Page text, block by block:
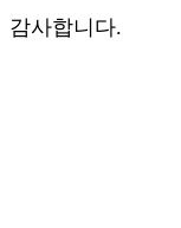
감사합니다.